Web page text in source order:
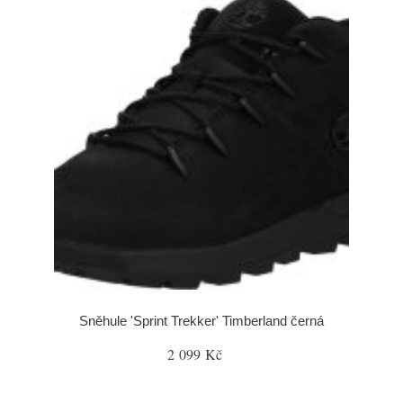
Sněhule 'Sprint Trekker' Timberland černá
2 099 Kč